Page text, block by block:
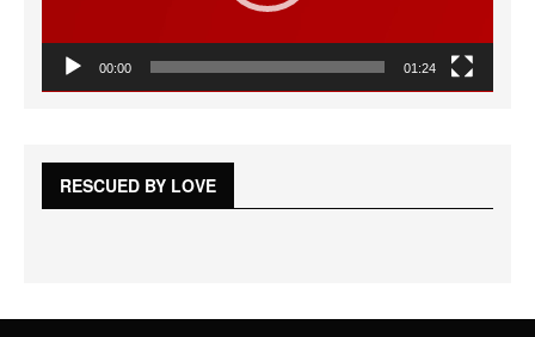
00:00 01:24
RESCUED BY LOVE